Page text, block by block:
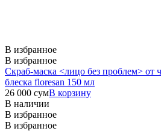
В избранное
В избранное
Скраб-маска <лицо без проблем> от
блеска floresan 150 мл
26 000 сумВ корзину
В наличии
В избранное
В избранное